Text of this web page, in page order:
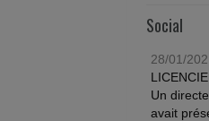
Social
28/01/
Un
avait